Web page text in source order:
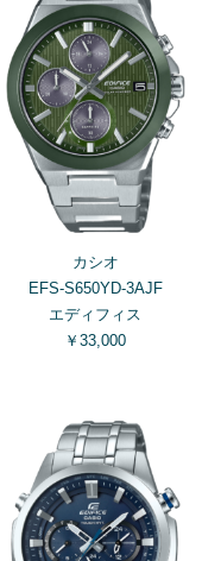
カシオ
EFS-S650YD-3AJF
エディフィス
￥33,000